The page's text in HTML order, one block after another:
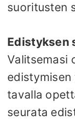
suoritusten
Edistyksen
Valitsemasi
edistymisen
tavalla
seurata